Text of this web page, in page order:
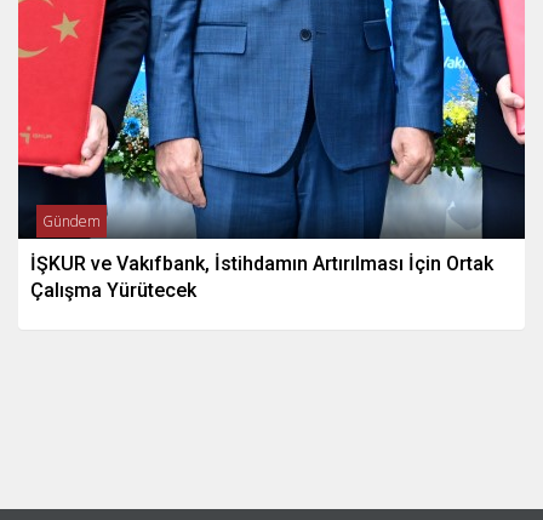
Gündem
İŞKUR ve Vakıfbank, İstihdamın Artırılması İçin Ortak
Çalışma Yürütecek